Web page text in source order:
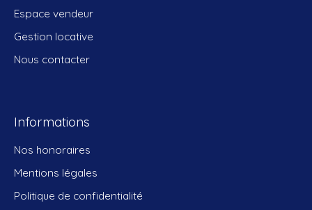
Espace vendeur
Gestion locative
Nous contacter
Informations
Nos honoraires
Mentions légales
Politique de confidentialité